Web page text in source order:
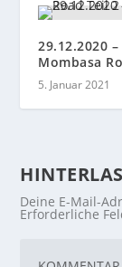
29.12.2020
Mombasa
5. Januar 2021
Deine E-Mail-
Erforderliche